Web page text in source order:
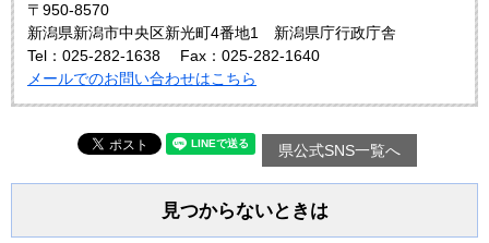
〒950-8570
新潟県新潟市中央区新光町4番地1 新潟県庁行政庁舎
Tel：025-282-1638
Fax：025-282-1640
メールでのお問い合わせはこちら
県公式SNS一覧へ
見つからないときは